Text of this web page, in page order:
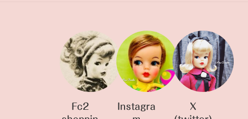
Fc2
Instagra
X